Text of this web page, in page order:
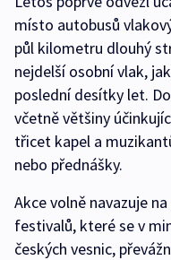
místo autobusů
půl kilometru dlouhý
nejdelší osobní vlak,
poslední desítky let.
včetně většiny
třicet kapel a
nebo přednášky.
Akce volně navazuje
festivalů, které se v
českých vesnic,